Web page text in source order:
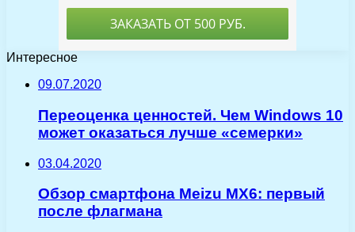
Интересное
09.07.2020
Переоценка ценностей. Чем Windows 10
может оказаться лучше «семерки»
03.04.2020
Обзор смартфона Meizu MX6: первый
после флагмана